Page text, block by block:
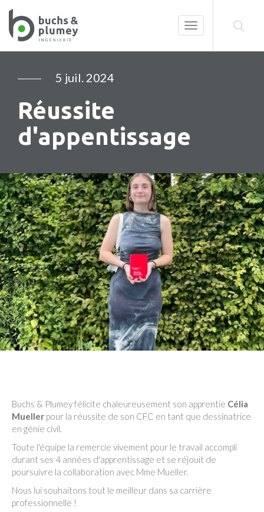
Toggle
navigation
5 juil. 2024
Réussite
d'appentissage
Buchs & Plumey félicite chaleureusement son apprentie Célia
Mueller pour la réussite de son CFC en tant que dessinatrice
en génie civil.
Toute l'équipe la remercie vivement pour le travail accompli
durant ses 4 années d'apprentissage et se réjouit de
poursuivre la collaboration avec Mme Mueller.
Nous lui souhaitons tout le meilleur dans sa carrière
professionnelle !